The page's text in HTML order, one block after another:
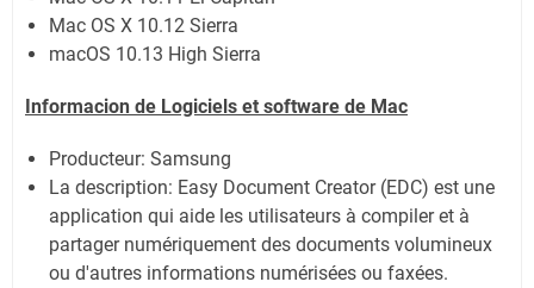
Mac OS X 10.12 Sierra
macOS 10.13 High Sierra
Informacion de Logiciels et software de Mac
Producteur: Samsung
La description: Easy Document Creator (EDC) est une
application qui aide les utilisateurs à compiler et à
partager numériquement des documents volumineux
ou d'autres informations numérisées ou faxées.